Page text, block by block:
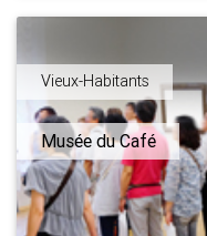
Vieux-Habitants
Musée du Café